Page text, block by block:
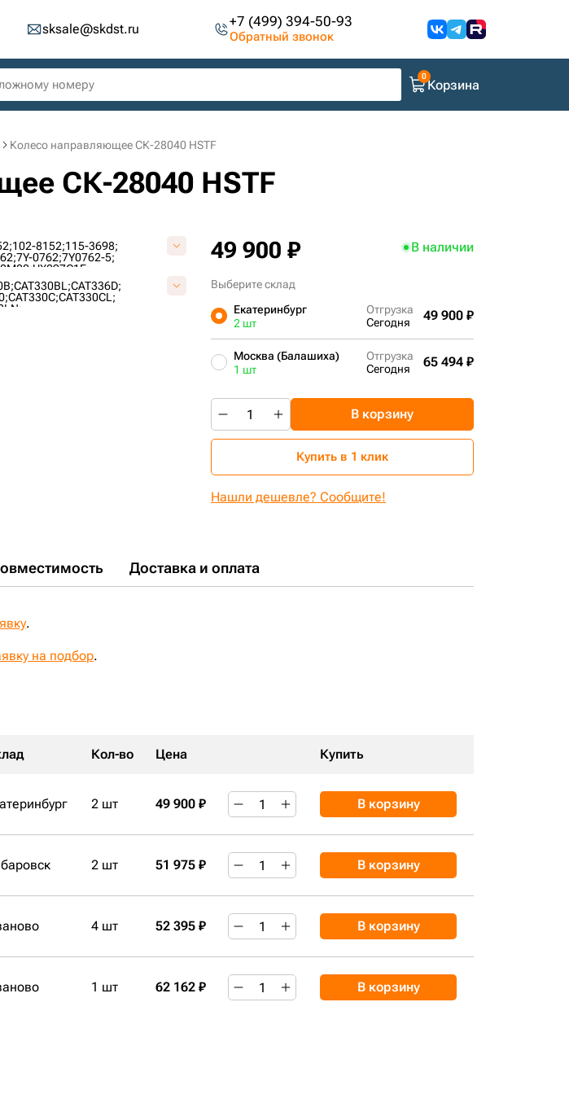
sksale@skdst.ru +7 (499) 394-50-93
Обратный звонок
Корзина
Колесо направляющее СК-28040 HSTF
СК-28040 HSTF
102-8152;115-3698;
7Y-0762;7Y0762-5;
UX097C1E;
CAT330BL;CAT336D;
CAT330C;CAT330CL;
49 900 ₽ В наличии
Выберите склад
Екатеринбург
2 шт
Отгрузка
Сегодня
49 900 ₽
Москва (Балашиха)
1 шт
Отгрузка
Сегодня
65 494 ₽
В корзину
Купить в 1 клик
Нашли дешевле? Сообщите!
Доставка и оплата
.
на подбор.
Кол-во Цена Купить
2 шт 49 900 ₽ В корзину
2 шт 51 975 ₽ В корзину
4 шт 52 395 ₽ В корзину
1 шт 62 162 ₽ В корзину